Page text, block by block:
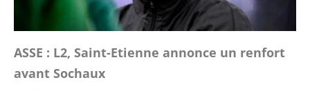
ASSE : L2, Saint-Etienne annonce un renfort
avant Sochaux